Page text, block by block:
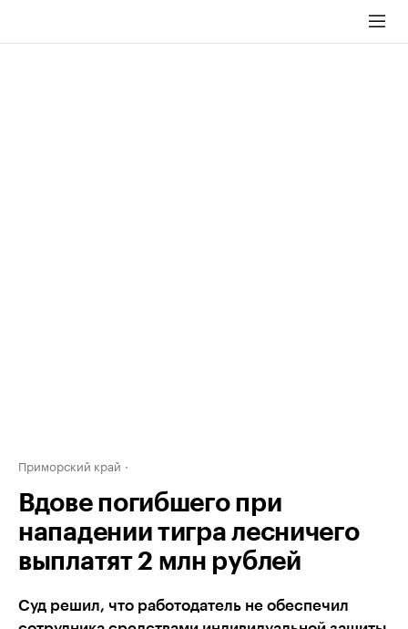
Приморский край
Вдове погибшего при
нападении тигра лесничего
выплатят 2 млн рублей
Суд решил, что работодатель не обеспечил